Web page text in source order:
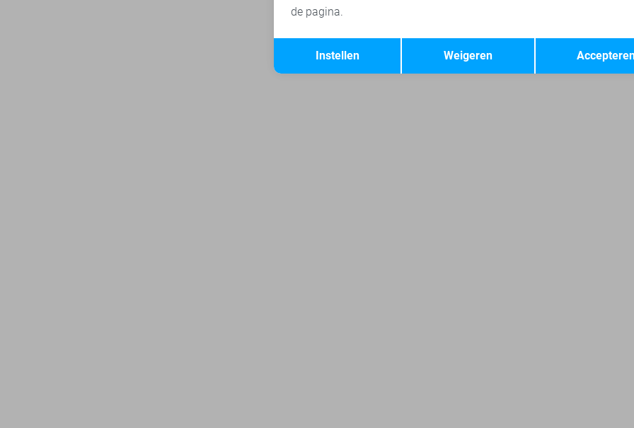
Terug Opslaan
de pagina.
Weigeren
Instellen